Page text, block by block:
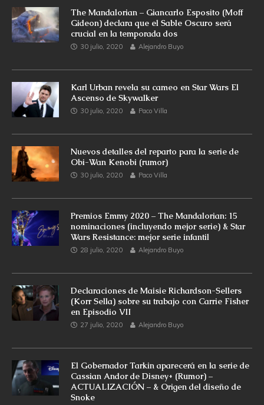
The Mandalorian – Giancarlo Esposito (Moff
Gideon) declara que el Sable Oscuro será
crucial en la temporada dos
30 julio, 2020 Alejandro Buyo
Karl Urban revela su cameo en Star Wars El
Ascenso de Skywalker
30 julio, 2020 Paco Villa
Nuevos detalles del reparto para la serie de
Obi-Wan Kenobi (rumor)
30 julio, 2020 Paco Villa
Premios Emmy 2020 – The Mandalorian: 15
nominaciones (incluyendo mejor serie) & Star
Wars Resistance: mejor serie infantil
28 julio, 2020 Alejandro Buyo
Declaraciones de Maisie Richardson-Sellers
(Korr Sella) sobre su trabajo con Carrie Fisher
en Episodio VII
27 julio, 2020 Alejandro Buyo
El Gobernador Tarkin aparecerá en la serie de
Cassian Andor de Disney+ (Rumor) –
ACTUALIZACIÓN – & Origen del diseño de
Snoke